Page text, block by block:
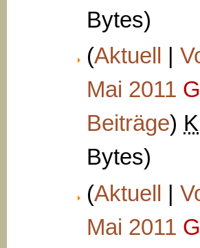
Bytes)
(Aktuell |
Mai 2011
Beiträge) K
Bytes)
(Aktuell |
Mai 2011